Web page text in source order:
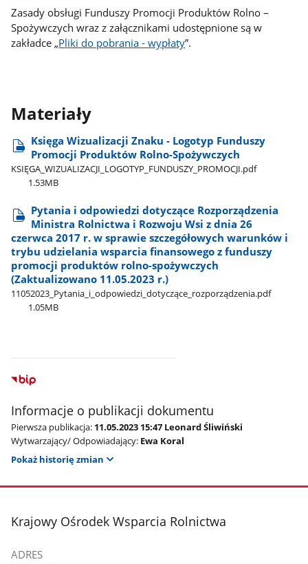
Zasady obsługi Funduszy Promocji Produktów Rolno –
Spożywczych wraz z załącznikami udostępnione są w
zakładce „Pliki do pobrania - wypłaty”.
Materiały
Księga Wizualizacji Znaku - Logotyp Funduszy
Promocji Produktów Rolno-Spożywczych
KSIĘGA​_WIZUALIZACJI​_LOGOTYP​_FUNDUSZY​_PROMOCJI.pdf
1.53MB
Pytania i odpowiedzi dotyczące Rozporządzenia
Ministra Rolnictwa i Rozwoju Wsi z dnia 26
czerwca 2017 r. w sprawie szczegółowych warunków i
trybu udzielania wsparcia finansowego z funduszy
promocji produktów rolno-spożywczych
(Zaktualizowano 11.05.2023 r.)
11052023​_Pytania​_i​_odpowiedzi​_dotyczące​_rozporządzenia.pdf
1.05MB
Informacje o publikacji dokumentu
Pierwsza publikacja: 11.05.2023 15:47 Leonard Śliwiński
Wytwarzający/ Odpowiadający: Ewa Koral
Pokaż historię zmian
stopka
Krajowy Ośrodek Wsparcia Rolnictwa
ADRES